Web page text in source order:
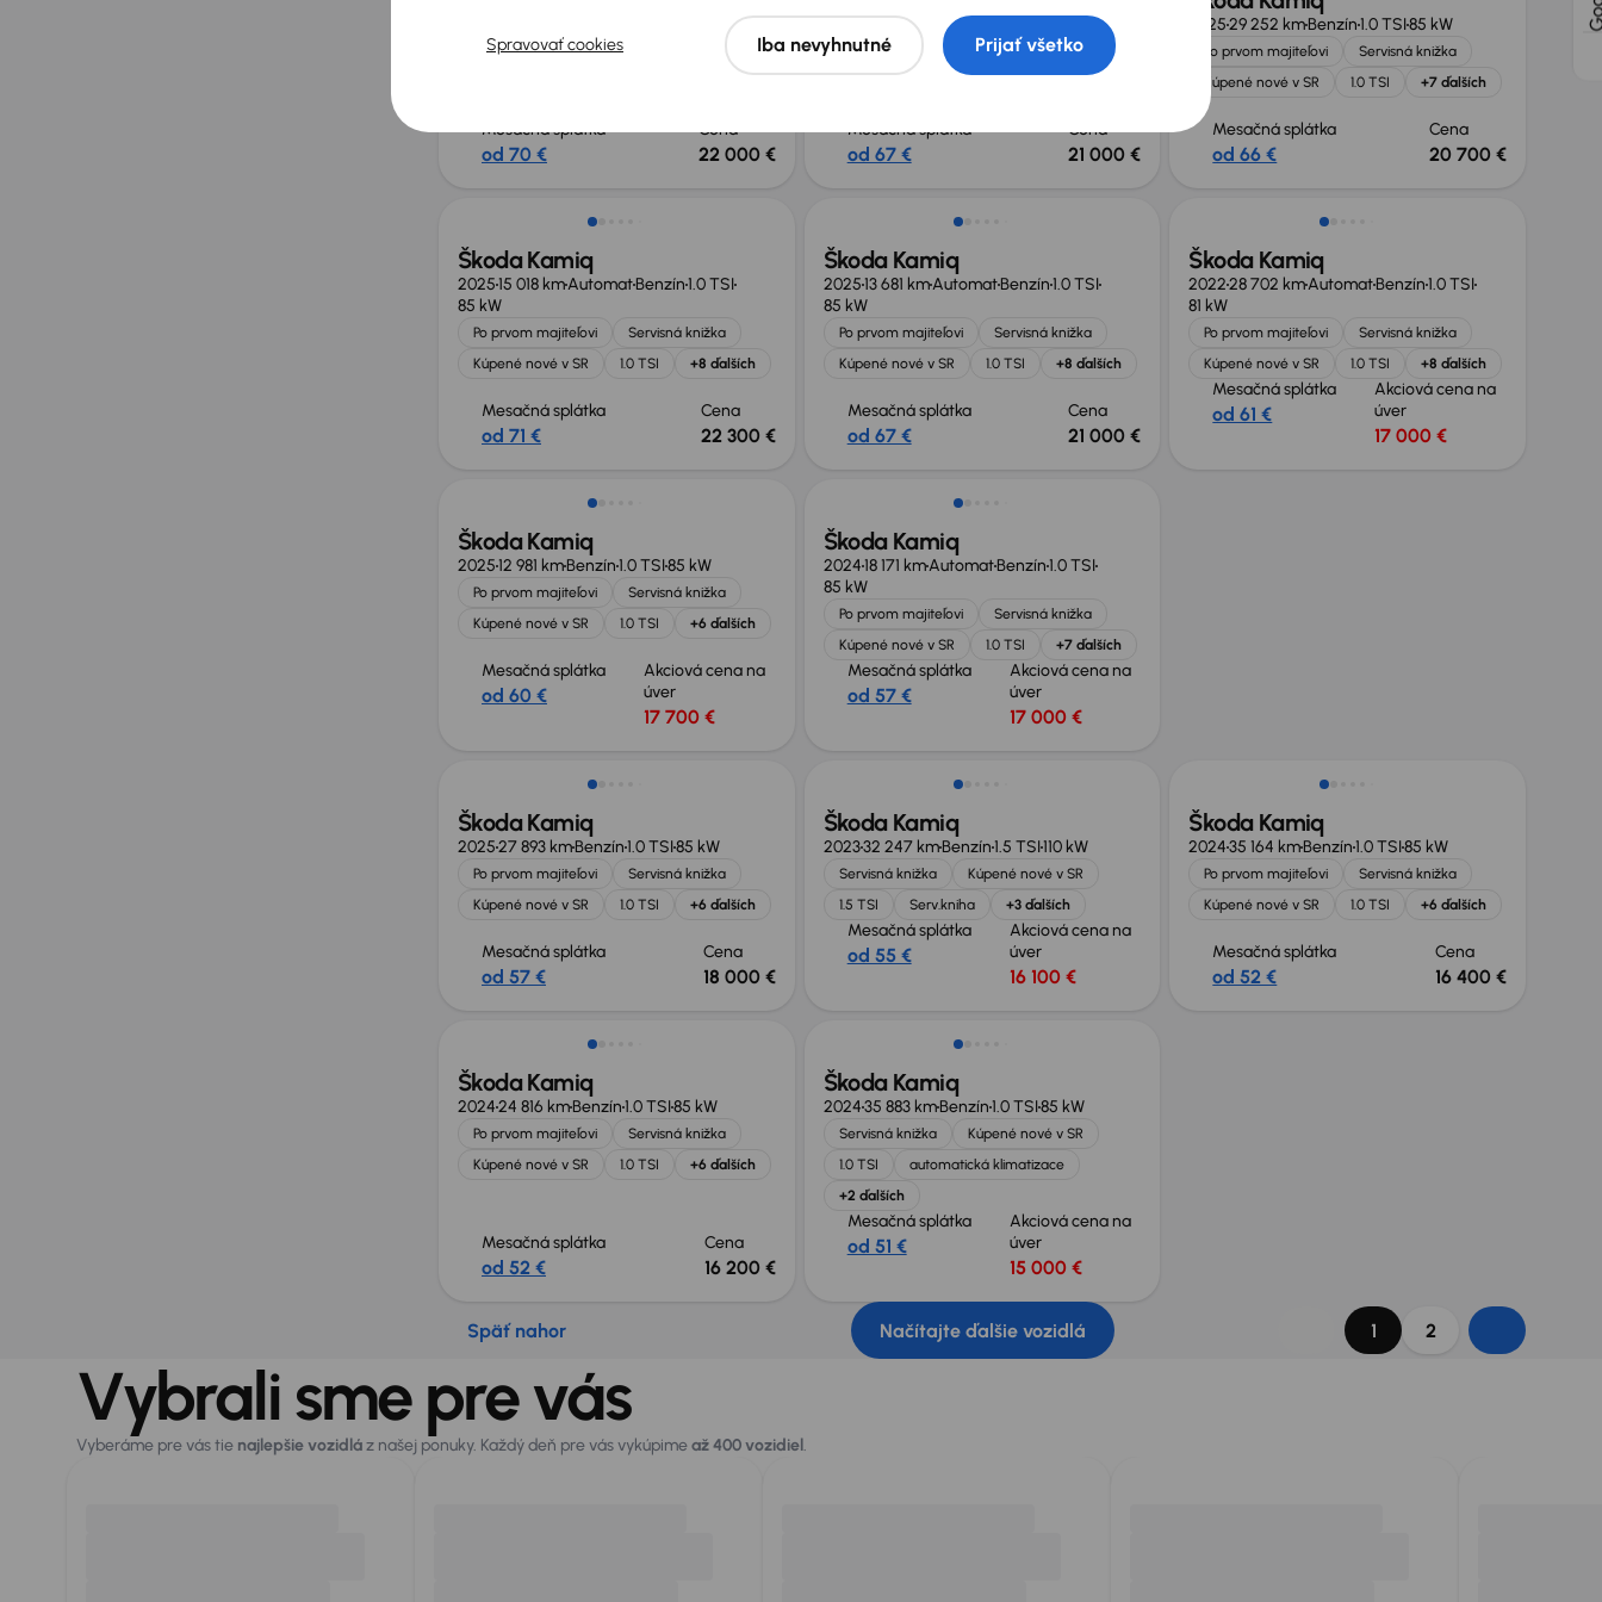
1.0 TSI
85 kW
Mesačná splátka
od 70 €
Cena
22 000 €
202527 728 km Automat
1.0 TSI
85 kW
Po prvom majiteľovi
Servisná knižka
Mesačná splátka
od 67 €
Cena
21 000 €
202529 252 kmBenzín1.0 TSI85 kW
Po prvom majiteľovi
Servisná knižka
Kúpené nové v SR
1.0 TSI +7 ďalších
Mesačná splátka
od 66 €
Cena
20 700 €
Zlacnené o 3 900 €
Škoda Kamiq
202515 018 kmAutomatBenzín1.0 TSI
85 kW
Po prvom majiteľovi
Servisná knižka
Kúpené nové v SR
1.0 TSI +8 ďalších
Mesačná splátka
od 71 €
Cena
22 300 €
Zlacnené o 4 200 €
Škoda Kamiq
202513 681 kmAutomatBenzín1.0 TSI
85 kW
Po prvom majiteľovi
Servisná knižka
Kúpené nové v SR
1.0 TSI +8 ďalších
Mesačná splátka
od 67 €
Cena
21 000 €
Možnosť odpočtu DPH
Škoda Kamiq
202228 702 kmAutomatBenzín1.0 TSI
81 kW
Po prvom majiteľovi
Servisná knižka
Kúpené nové v SR
1.0 TSI +8 ďalších
Mesačná splátka
od 61 €
Akciová cena na
úver
17 000 €
Možnosť odpočtu DPH
Škoda Kamiq
202512 981 kmBenzín1.0 TSI85 kW
Po prvom majiteľovi
Servisná knižka
Kúpené nové v SR
1.0 TSI +6 ďalších
Mesačná splátka
od 60 €
Akciová cena na
úver
17 700 €
Možnosť odpočtu DPH
Škoda Kamiq
202418 171 kmAutomatBenzín1.0 TSI
85 kW
Po prvom majiteľovi
Servisná knižka
Kúpené nové v SR
1.0 TSI +7 ďalších
Mesačná splátka
od 57 €
Akciová cena na
úver
17 000 €
Škoda Kamiq
202527 893 kmBenzín1.0 TSI85 kW
Po prvom majiteľovi
Servisná knižka
Kúpené nové v SR
1.0 TSI +6 ďalších
Mesačná splátka
od 57 €
Cena
18 000 €
Škoda Kamiq
202332 247 kmBenzín1.5 TSI110 kW
Servisná knižka
Kúpené nové v SR
1.5 TSI
Serv.kniha +3 ďalších
Mesačná splátka
od 55 €
Akciová cena na
úver
16 100 €
Škoda Kamiq
202435 164 kmBenzín1.0 TSI85 kW
Po prvom majiteľovi
Servisná knižka
Kúpené nové v SR
1.0 TSI +6 ďalších
Mesačná splátka
od 52 €
Cena
16 400 €
Možnosť odpočtu DPH
Škoda Kamiq
202424 816 kmBenzín1.0 TSI85 kW
Po prvom majiteľovi
Servisná knižka
Kúpené nové v SR
1.0 TSI +6 ďalších
Mesačná splátka
od 52 €
Cena
16 200 €
Škoda Kamiq
202435 883 kmBenzín1.0 TSI85 kW
Servisná knižka
Kúpené nové v SR
1.0 TSI
automatická klimatizace
+2 ďalších
Mesačná splátka
od 51 €
Akciová cena na
úver
15 000 €
Späť nahor Načítajte ďalšie vozidlá 1 2
Vybrali sme pre vás
Vyberáme pre vás tie najlepšie vozidláz našej ponuky. Každý deň pre vás vykúpimeaž 400 vozidiel.
Spravovať cookies Iba nevyhnutné Prijať všetko